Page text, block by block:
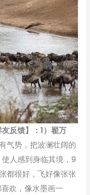
友反馈】
：1）翟万
气势，把波澜壮阔的
人感到身临其境，9
都很好，飞好像张张
喜欢，像水墨画一